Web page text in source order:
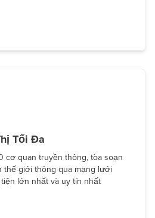
Tối Đa
quan truyền thông, tòa soạn
thế giới thông qua mạng lưới
lớn nhất và uy tín nhất